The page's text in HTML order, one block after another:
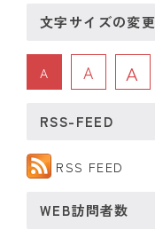
文字サイズの変更
A A A
RSS-FEED
RSS FEED
WEB訪問者数